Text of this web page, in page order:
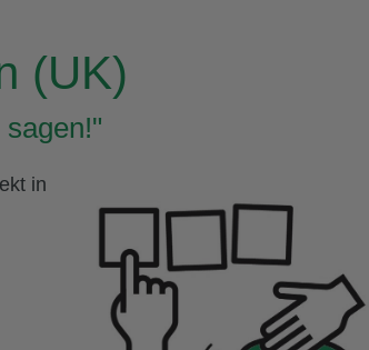
(UK)
in